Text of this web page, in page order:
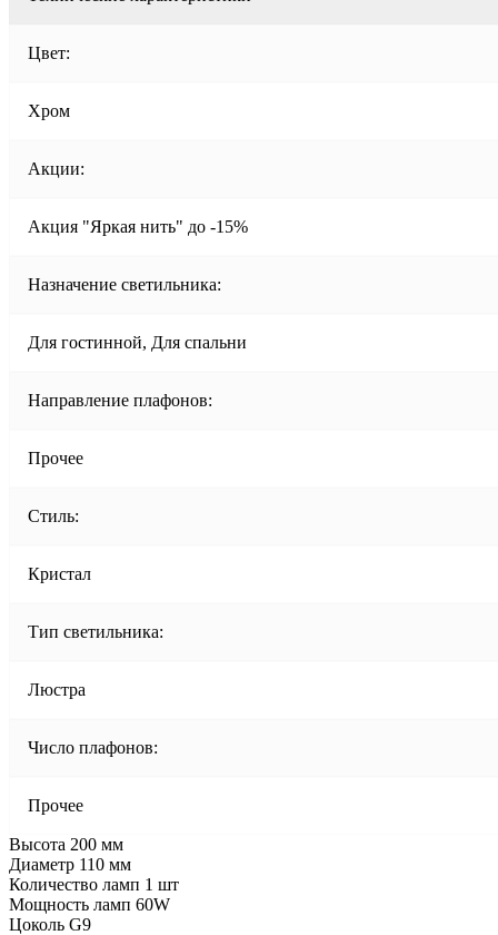
Цвет:
Хром
Акции:
Акция "Яркая нить" до -15%
Назначение светильника:
Для гостинной, Для спальни
Направление плафонов:
Прочее
Стиль:
Кристал
Тип светильника:
Люстра
Число плафонов:
Прочее
Высота 200 мм
Диаметр 110 мм
Количество ламп 1 шт
Мощность ламп 60W
Цоколь G9